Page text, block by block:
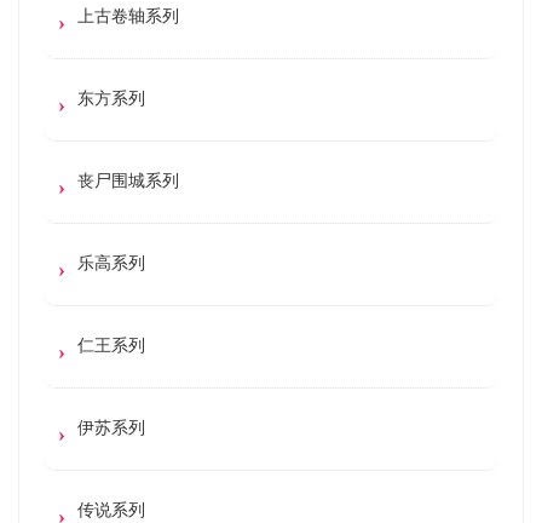
上古卷轴系列
东方系列
丧尸围城系列
乐高系列
仁王系列
伊苏系列
传说系列